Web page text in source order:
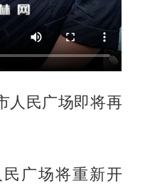
民广场即将再
广场将重新开